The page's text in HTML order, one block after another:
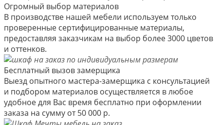
Огромный выбор материалов
В производстве нашей мебели используем только
проверенные сертифицированные материалы,
предоставляя заказчикам на выбор более 3000 цветов
и оттенков.
Бесплатный вызов замерщика
Выезд опытного мастера-замерщика с консультацией
и подбором материалов осуществляется в любое
удобное для Вас время бесплатно при оформлении
заказа на сумму от 50 000 р.